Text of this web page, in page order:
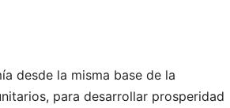
desde la misma base de la
para desarrollar prosperidad